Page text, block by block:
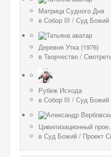
Матрица Судного Дня
в Собор III / Суд Божий
Деревня Утка (1976)
в Творчество /
Рубеж Исхода
в Собор III / Суд Божий
Цивилизационный
в Суд Божий / Проект